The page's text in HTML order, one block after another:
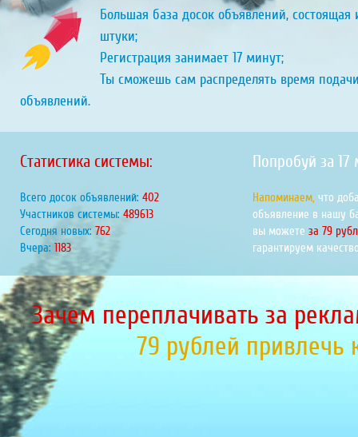
Большая база досок объявлений, состоящая
штуки;
Регистрация занимает 17 минут;
Ты сможешь сам распределять время
объявлений.
Статистика системы:
Всего досок объявлений: 448
Участников системы: 546026
Сегодня новых: 850
Вчера: 1319
Попробуй за 17
Напоминаем, что
объявление в нашу
вы можете за 79
гарантируем
Зачем переплачивать за
79 рублей